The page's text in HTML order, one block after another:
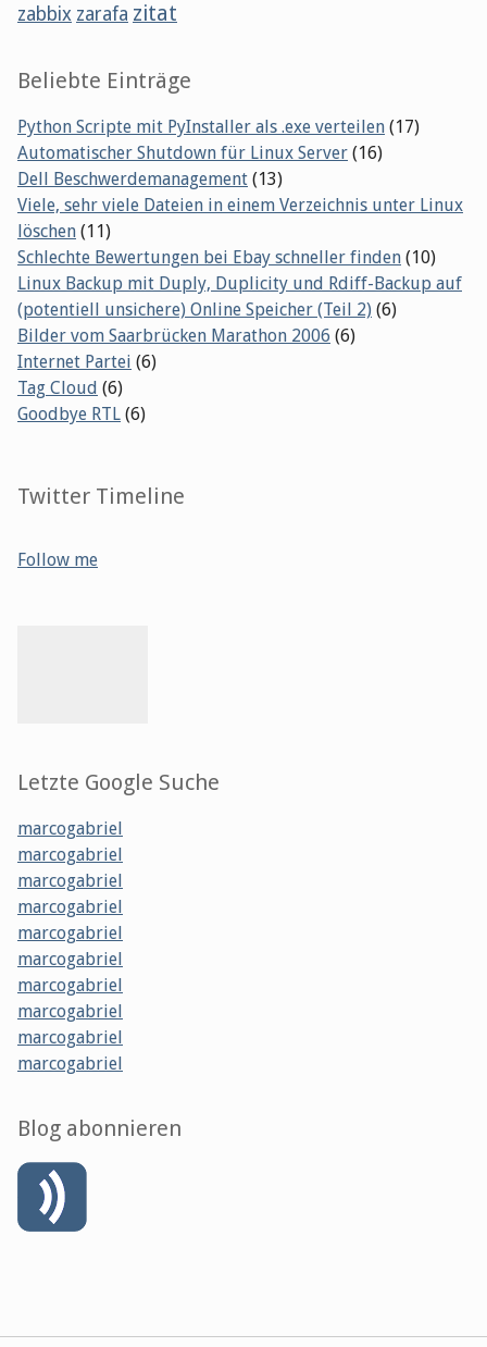
zabbix zarafa zitat
Beliebte Einträge
Python Scripte mit PyInstaller als .exe verteilen (17)
Automatischer Shutdown für Linux Server (16)
Dell Beschwerdemanagement (13)
Viele, sehr viele Dateien in einem Verzeichnis unter Linux
löschen (11)
Schlechte Bewertungen bei Ebay schneller finden (10)
Linux Backup mit Duply, Duplicity und Rdiff-Backup auf
(potentiell unsichere) Online Speicher (Teil 2) (6)
Bilder vom Saarbrücken Marathon 2006 (6)
Internet Partei (6)
Tag Cloud (6)
Goodbye RTL (6)
Twitter Timeline
Follow me
Letzte Google Suche
marcogabriel
marcogabriel
marcogabriel
marcogabriel
marcogabriel
marcogabriel
marcogabriel
marcogabriel
marcogabriel
marcogabriel
Blog abonnieren